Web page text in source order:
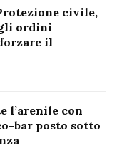
civile,
ordini
il
l’arenile con
bar posto sotto